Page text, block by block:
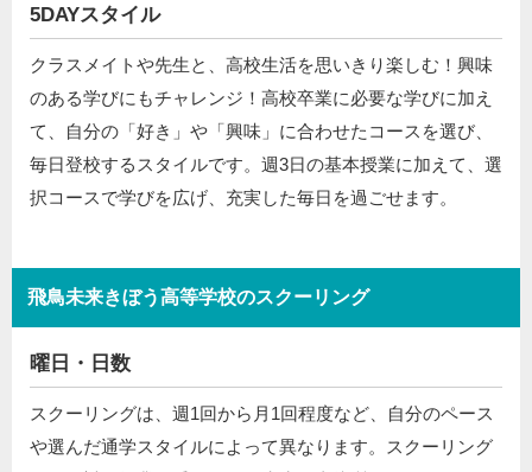
5DAYスタイル
クラスメイトや先生と、高校生活を思いきり楽しむ！興味
のある学びにもチャレンジ！高校卒業に必要な学びに加え
て、自分の「好き」や「興味」に合わせたコースを選び、
毎日登校するスタイルです。週3日の基本授業に加えて、選
択コースで学びを広げ、充実した毎日を過ごせます。
飛鳥未来きぼう高等学校のスクーリング
曜日・日数
スクーリングは、週1回から月1回程度など、自分のペース
や選んだ通学スタイルによって異なります。スクーリング